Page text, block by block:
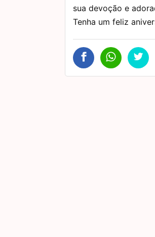
sua devoção e
Tenha um feliz